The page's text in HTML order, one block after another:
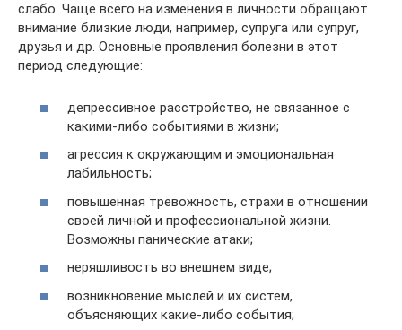
слабо. Чаще всего на изменения в личности обращают
внимание близкие люди, например, супруга или супруг,
друзья и др. Основные проявления болезни в этот
период следующие:
депрессивное расстройство, не связанное с
какими-либо событиями в жизни;
агрессия к окружающим и эмоциональная
лабильность;
повышенная тревожность, страхи в отношении
своей личной и профессиональной жизни.
Возможны панические атаки;
неряшливость во внешнем виде;
возникновение мыслей и их систем,
объясняющих какие-либо события;